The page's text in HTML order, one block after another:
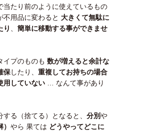
当たり前のように使えているもの
不用品に変わると 大きくて無駄に
り
簡単に移動する事ができませ
イプのものも 数が増えると余計な
保したり、 重複してお持ちの場合
用していない … なんて事があり
する（捨てる）となると、 分別や
やら 果ては どうやってどこに